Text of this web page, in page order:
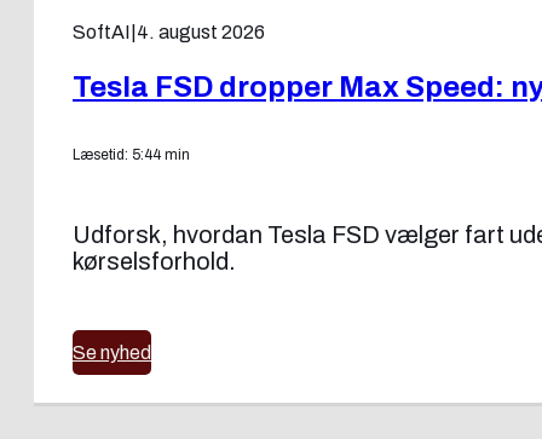
SoftAI 4. august 2026
Tesla FSD dropper Max Speed:
Læsetid: 5:44 min
Udforsk, hvordan Tesla FSD vælger fart
kørselsforhold.
Se nyhed